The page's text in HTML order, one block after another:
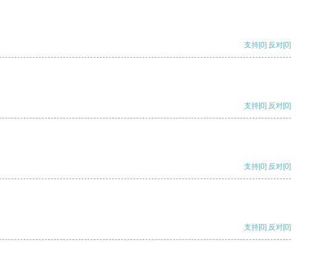
支持[0] 反对[0]
支持[0] 反对[0]
支持[0] 反对[0]
支持[0] 反对[0]